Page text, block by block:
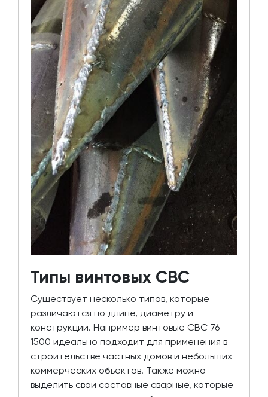
Типы винтовых СВС
Существует несколько типов, которые
различаются по длине, диаметру и
конструкции. Например винтовые СВС 76
1500 идеально подходит для применения в
строительстве частных домов и небольших
коммерческих объектов. Также можно
выделить сваи составные сварные, которые